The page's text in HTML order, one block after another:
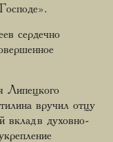
сердечно
Липецкого
вручил отцу
вклад в духовно-